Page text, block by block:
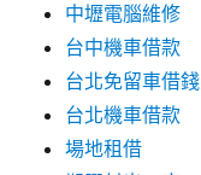
中壢電腦維修
台中機車借款
台北免留車借錢
台北機車借款
場地租借